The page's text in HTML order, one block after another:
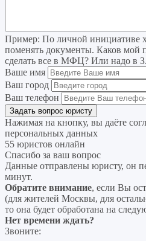
Пример: По личной инициативе
поменять документы. Каков мой
сделать все в МФЦ? Или надо в
Ваше имя
Ваш город
Ваш телефон
Нажимая на кнопку, вы даёте
персональных данных
55 юристов онлайн
Спасибо за ваш вопрос
Данные отправлены юристу, он
минут.
Обратите внимание, если Вы
(для жителей Москвы, для
то она будет обработана на
Нет времени ждать?
Звоните: